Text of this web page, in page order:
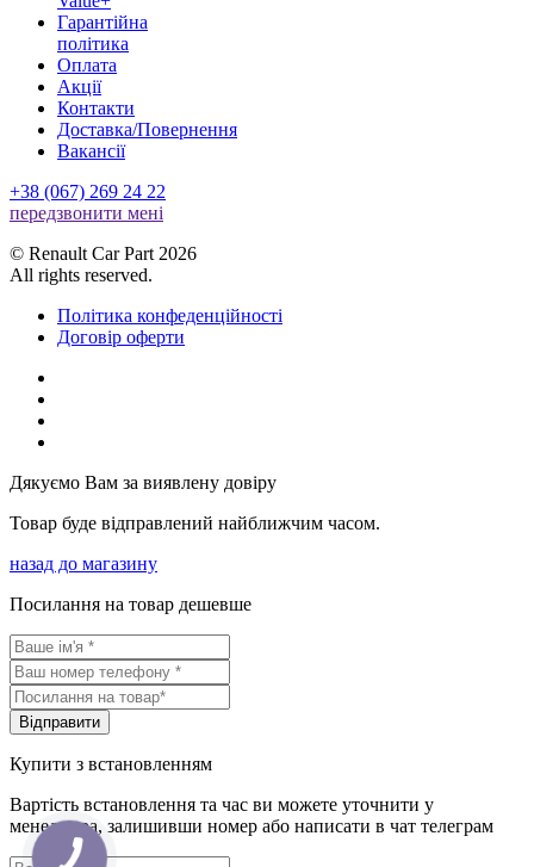
Гарантійна
політика
Оплата
Акції
Контакти
Доставка/Повернення
Вакансії
+38 (067) 269 24 22
передзвонити менi
© Renault Car Part 2026
All rights reserved.
Політика конфеденційності
Договір оферти
Дякуємо Вам за виявлену довіру
Товар буде відправлений найближчим часом.
назад до магазину
Посилання на товар дешевше
Вiдправити
Купити з встановленням
Вартість встановлення та час ви можете уточнити у
менеджера, залишивши номер або написати в чат телеграм